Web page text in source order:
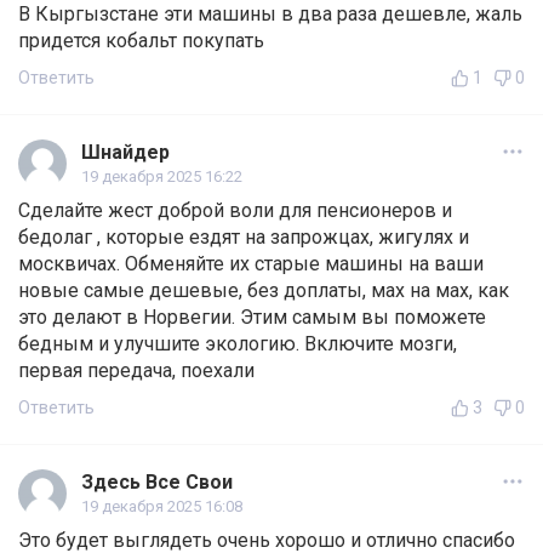
В Кыргызстане эти машины в два раза дешевле, жаль
придется кобальт покупать
Ответить 1 0
Шнайдер
19 декабря 2025 16:22
Сделайте жест доброй воли для пенсионеров и
бедолаг , которые ездят на запрожцах, жигулях и
москвичах. Обменяйте их старые машины на ваши
новые самые дешевые, без доплаты, мах на мах, как
это делают в Норвегии. Этим самым вы поможете
бедным и улучшите экологию. Включите мозги,
первая передача, поехали
Ответить 3 0
Здесь Все Свои
19 декабря 2025 16:08
Это будет выглядеть очень хорошо и отлично спасибо